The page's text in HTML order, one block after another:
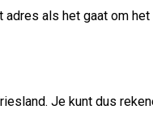
als het gaat om
Je kunt dus